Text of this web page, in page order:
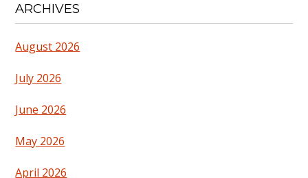
ARCHIVES
August 2026
July 2026
June 2026
May 2026
April 2026